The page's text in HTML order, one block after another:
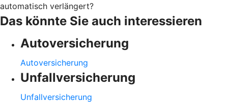
automatisch verlängert?
Das könnte Sie auch interessieren
Autoversicherung
Autoversicherung
Unfallversicherung
Unfallversicherung